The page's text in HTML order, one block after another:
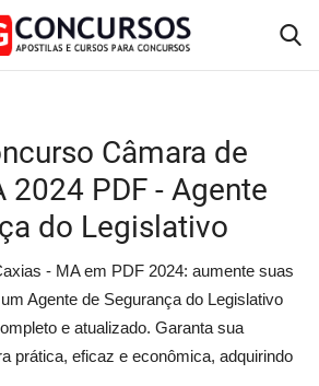
Câmara de
2024 PDF - Agente
do Legislativo
- MA em PDF 2024: aumente suas
Agente de Segurança do Legislativo
e atualizado. Garanta sua
prática, eficaz e econômica, adquirindo